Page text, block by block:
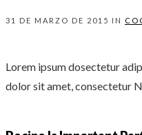
31 DE MARZO DE 2015 IN
Lorem ipsum dosectetur
dolor sit amet, consectetur